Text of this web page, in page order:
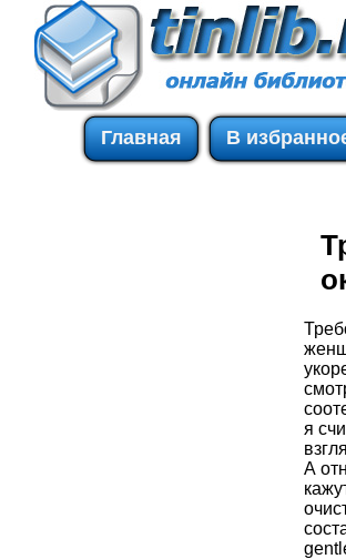
Главная В
я
А